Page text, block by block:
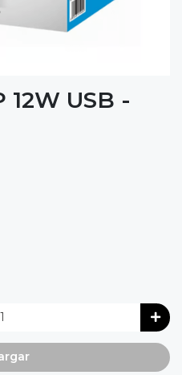
12W USB -